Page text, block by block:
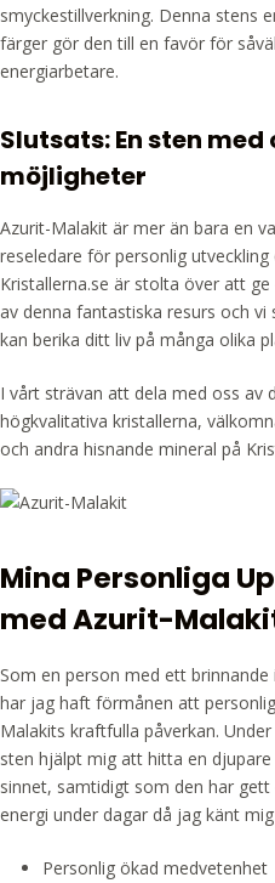
smyckestillverkning. Denna stens
färger gör den till en favör för
energiarbetare.
Slutsats: En sten
möjligheter
Azurit-Malakit är mer än bara en
reseledare för personlig utveckling
Kristallerna.se är stolta över att
av denna fantastiska resurs och
kan berika ditt liv på många olika
I vårt strävan att dela med oss av
högkvalitativa kristallerna,
och andra hisnande mineral på
Mina Personliga
med Azurit-
Som en person med ett
har jag haft förmånen att
Malakits kraftfulla påverkan.
sten hjälpt mig att hitta en
sinnet, samtidigt som den har
energi under dagar då jag känt
Personlig ökad medvetenhet